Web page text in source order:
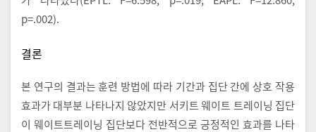
p=.002).
결론
본 연구의 결과는 훈련 방법에 따라 기간과 집단 간에 상호 작용
효과가 대부분 나타나지 않았지만 서키트 웨이트 트레이닝 집단
이 웨이트트레이닝 집단보다 전반적으로 긍정적인 효과를 나타